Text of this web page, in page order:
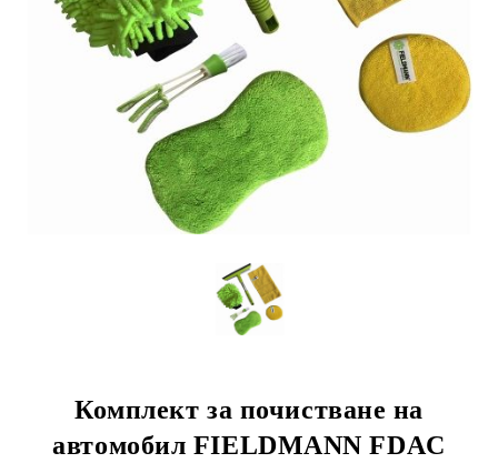
Комплект за почистване на
автомобил FIELDMANN FDAC